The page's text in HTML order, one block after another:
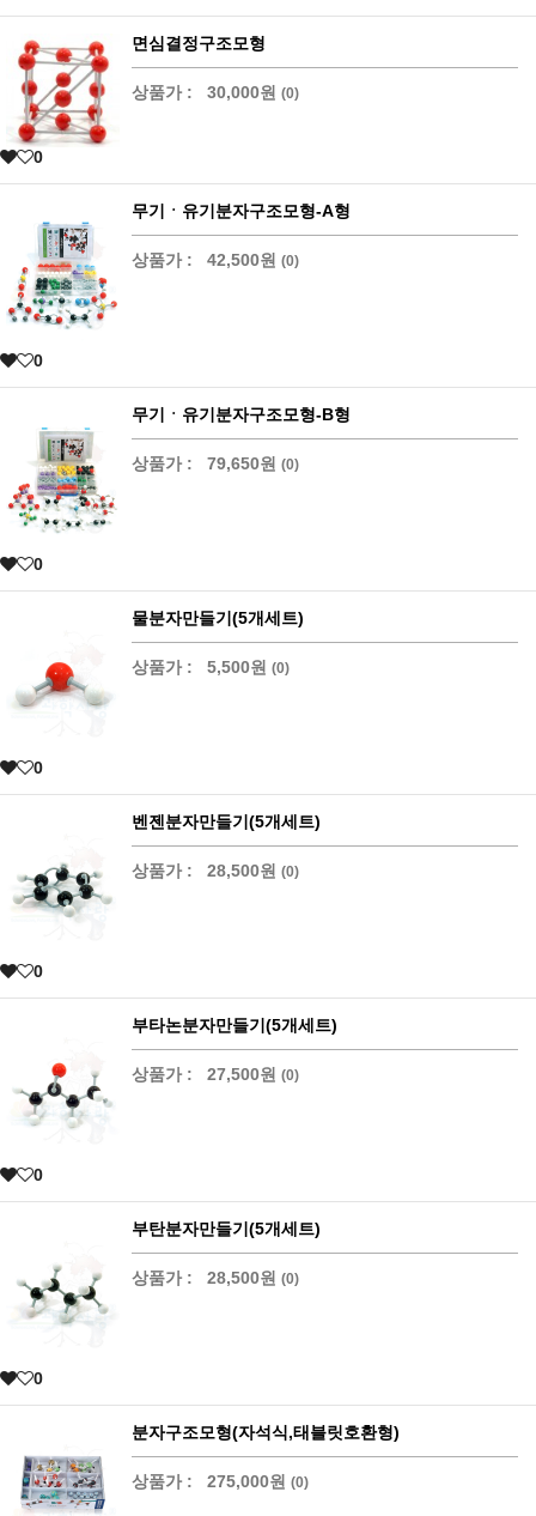
면심결정구조모형
상품가 : 30,000원 (0)
0
무기ㆍ유기분자구조모형-A형
상품가 : 42,500원 (0)
0
무기ㆍ유기분자구조모형-B형
상품가 : 79,650원 (0)
0
물분자만들기(5개세트)
상품가 : 5,500원 (0)
0
벤젠분자만들기(5개세트)
상품가 : 28,500원 (0)
0
부타논분자만들기(5개세트)
상품가 : 27,500원 (0)
0
부탄분자만들기(5개세트)
상품가 : 28,500원 (0)
0
분자구조모형(자석식,태블릿호환형)
상품가 : 275,000원 (0)